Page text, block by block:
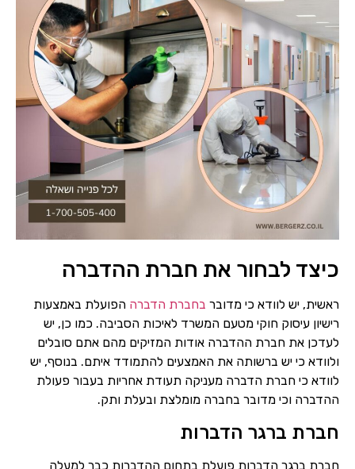
כיצד לבחור את חברת ההדברה
ראשית, יש לוודא כי מדובר בחברת הדברה הפועלת באמצעות
רישיון עיסוק חוקי מטעם המשרד לאיכות הסביבה. כמו כן, יש
לעדכן את חברת ההדברה אודות המזיקים מהם אתם סובלים
ולוודא כי יש ברשותה את האמצעים להתמודד איתם. בנוסף, יש
לוודא כי חברת הדברה מעניקה תעודת אחריות בעבור פעולת
ההדברה וכי מדובר בחברה מומלצת ובעלת ותק.
חברת ברגר הדברות
חברת ברגר הדברות פועלת בתחום ההדברות כבר למעלה